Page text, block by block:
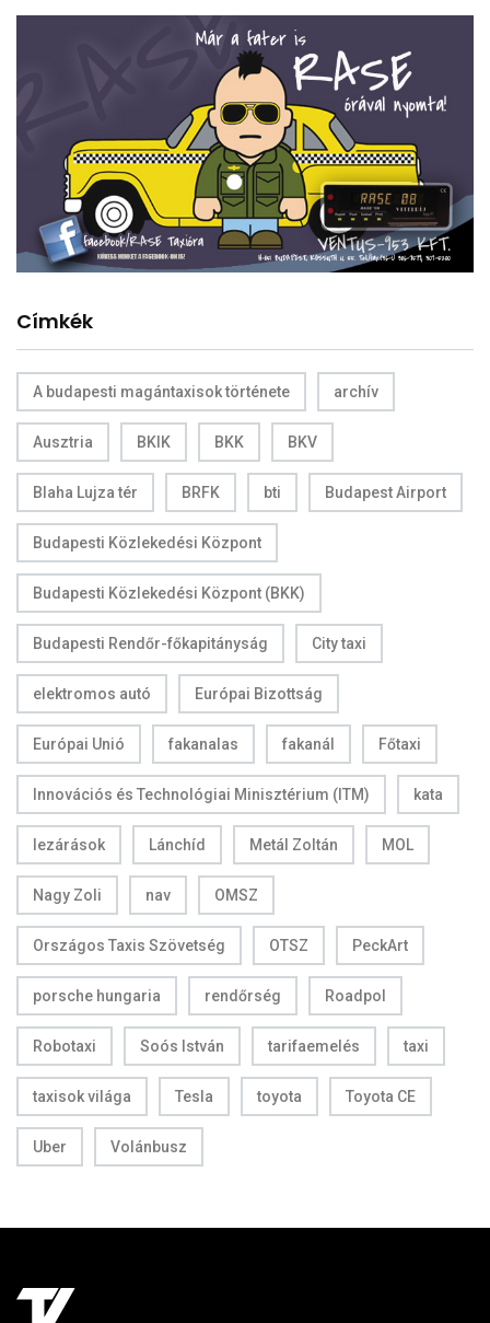
Címkék
A budapesti magántaxisok története archív
Ausztria BKIK BKK BKV
Blaha Lujza tér BRFK bti Budapest Airport
Budapesti Közlekedési Központ
Budapesti Közlekedési Központ (BKK)
Budapesti Rendőr-főkapitányság City taxi
elektromos autó Európai Bizottság
Európai Unió fakanalas fakanál Főtaxi
Innovációs és Technológiai Minisztérium (ITM) kata
lezárások Lánchíd Metál Zoltán MOL
Nagy Zoli nav OMSZ
Országos Taxis Szövetség OTSZ PeckArt
porsche hungaria rendőrség Roadpol
Robotaxi Soós István tarifaemelés taxi
taxisok világa Tesla toyota Toyota CE
Uber Volánbusz